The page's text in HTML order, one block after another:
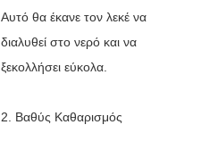
Αυτό θα έκανε τον λεκέ να
διαλυθεί στο νερό και να
ξεκολλήσει εύκολα.
2. Βαθύς Καθαρισμός